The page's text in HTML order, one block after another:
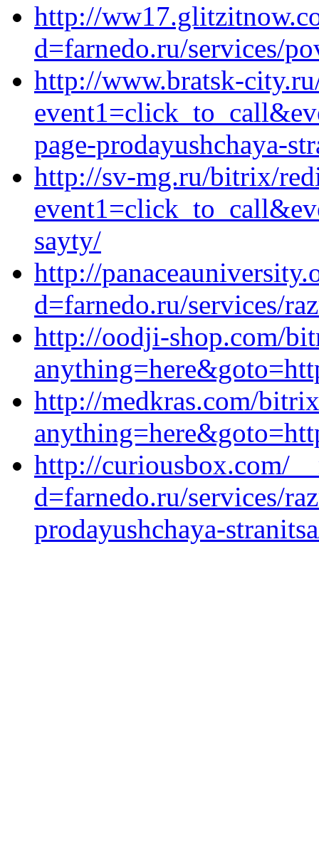
http://
d=farnedo.ru/services/
http://www.bratsk-
page-prodayushchaya-
http://sv-mg.ru/bitrix/
sayty/
http://
d=farnedo.ru/services/
http://oodji-shop.com/
http://medkras.com/
http://curiousbox.com/
d=farnedo.ru/services/
prodayushchaya-